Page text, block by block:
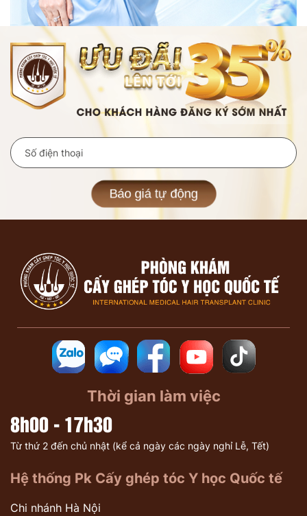
Báo giá tự động
Thời gian làm việc
8h00 - 17h30
Từ thứ 2 đến chủ nhật (kể cả ngày các ngày nghỉ Lễ, Tết)
Hệ thống Pk Cấy ghép tóc Y học Quốc tế
Chi nhánh Hà Nội